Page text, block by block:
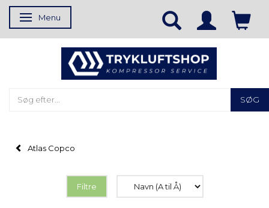
Skifte navigation
Menu
SØG
Atlas Copco
Filtre